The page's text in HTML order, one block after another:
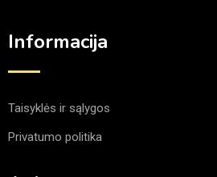
Informacija
Taisyklės ir sąlygos
Privatumo politika